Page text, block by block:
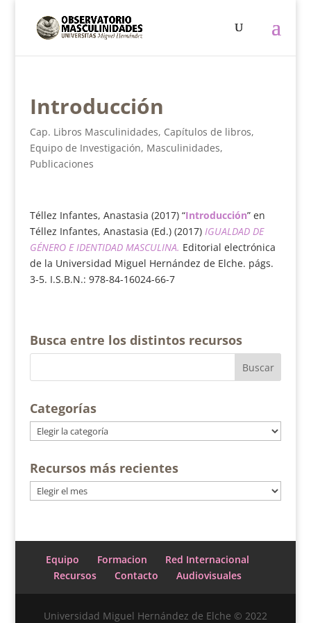
Introducción
Cap. Libros Masculinidades, Capítulos de libros,
Equipo de Investigación, Masculinidades,
Publicaciones
Téllez Infantes, Anastasia (2017) “Introducción” en
Téllez Infantes, Anastasia (Ed.) (2017) IGUALDAD DE
GÉNERO E IDENTIDAD MASCULINA. Editorial electrónica
de la Universidad Miguel Hernández de Elche. págs.
3-5. I.S.B.N.: 978-84-16024-66-7
Busca entre los distintos recursos
Categorías
Categorías
Recursos más recientes
Recursos
más
Equipo Formacion
Red Internacional
Recursos
Contacto Audiovisuales
Universidad Miguel Hernández de Elche © 2022